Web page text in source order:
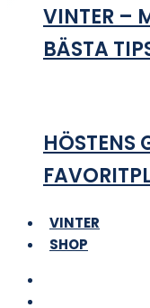
VINTER –
BÄSTA
HÖSTENS
VINTER
SHOP